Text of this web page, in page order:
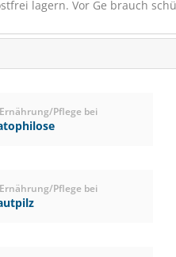
lagern. Vor Ge brauch
Pflege bei
Pflege bei